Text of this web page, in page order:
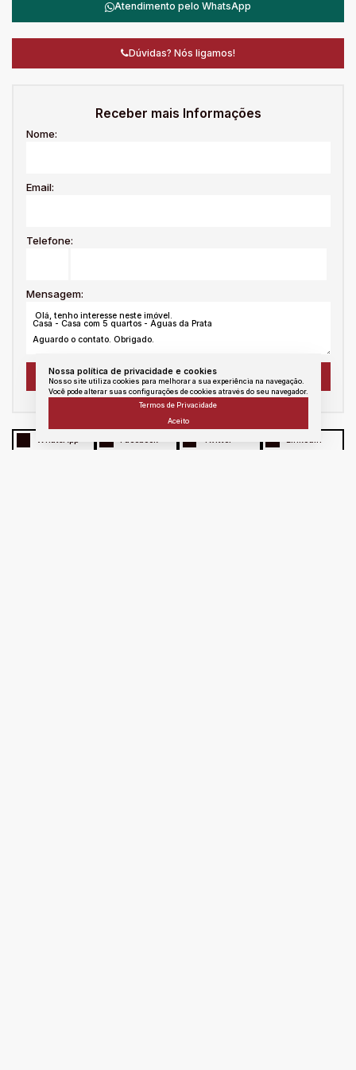
Nossa política de privacidade e cookies
Nosso site utiliza cookies para melhorar a sua experiência na navegação.
Você pode alterar suas configurações de cookies através do seu navegador.
Termos de Privacidade
Aceito
Atendimento pelo WhatsApp
Dúvidas? Nós ligamos!
Receber mais Informações
Nome:
Email:
Telefone:
Mensagem:
WhatsApp Facebook Twitter Linkedin